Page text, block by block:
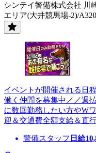
シンテイ警備株式会社 川
エリア(大井競馬場-2)/
イベントが開催される日
働く仲間を募集中／／週
に数回勤務したい方やW
迎＆交通費全額支給＆直
警備スタッフ 日給